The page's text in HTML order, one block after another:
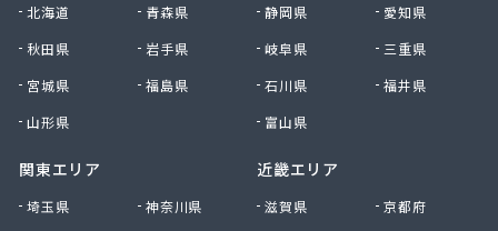
株式会社小林本店稲沢店
株式会社松村プロパン部
株式会社新東
株式会社森上製油所
株式会社杉浦林産給油所
株式会社清川商店
北海道
青森県
秋田県
岩手県
宮城県
福島県
山形県
関東エリア
埼玉県
神奈川県
静岡県
愛知県
岐阜県
三重県
石川県
福井県
富山県
近畿エリア
滋賀県
京都府